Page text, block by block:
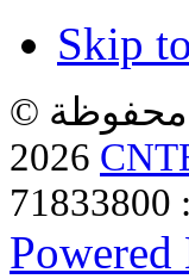
Skip
محفوظة ©